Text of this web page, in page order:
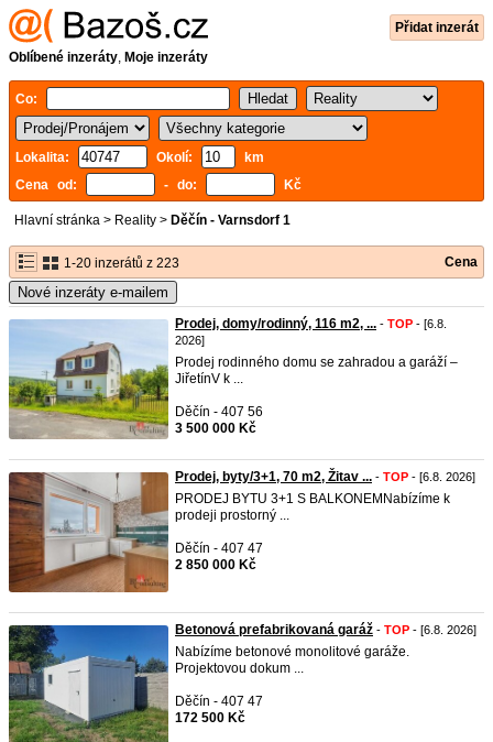
Přidat inzerát
Oblíbené inzeráty, Moje inzeráty
Co:
Lokalita: Okolí:
km
Cena od:
- do: Kč
Hlavní stránka > Reality > Děčín - Varnsdorf 1
1-20 inzerátů z 223 Cena
Nové inzeráty e-mailem
Prodej, domy/rodinný, 116 m2, ... - TOP - [6.8.
2026]
Prodej rodinného domu se zahradou a garáží –
JiřetínV k ...
Děčín - 407 56
3 500 000 Kč
Prodej, byty/3+1, 70 m2, Žitav ... - TOP - [6.8. 2026]
PRODEJ BYTU 3+1 S BALKONEMNabízíme k
prodeji prostorný ...
Děčín - 407 47
2 850 000 Kč
Betonová prefabrikovaná garáž - TOP - [6.8. 2026]
Nabízíme betonové monolitové garáže.
Projektovou dokum ...
Děčín - 407 47
172 500 Kč